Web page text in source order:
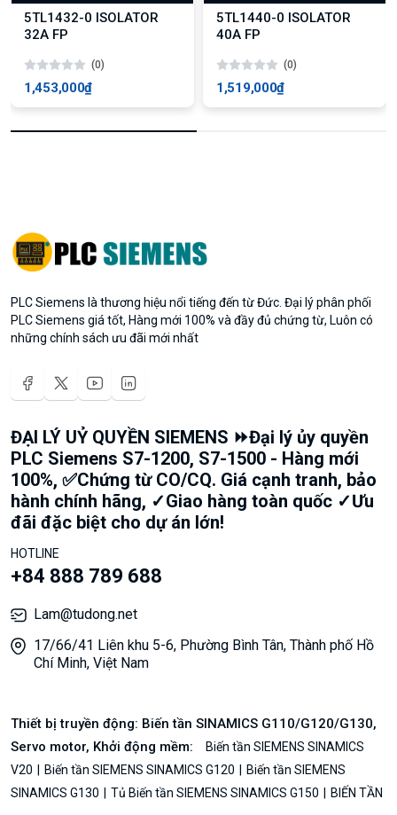
5TL1432-0 ISOLATOR
32A FP
(0)
1,453,000₫
5TL1440-0 ISOLATOR
40A FP
(0)
1,519,000₫
PLC Siemens là thương hiệu nổi tiếng đến từ Đức. Đại lý phân phối
PLC Siemens giá tốt, Hàng mới 100% và đầy đủ chứng từ, Luôn có
những chính sách ưu đãi mới nhất
ĐẠI LÝ UỶ QUYỀN SIEMENS ⏩Đại lý ủy quyền
PLC Siemens S7-1200, S7-1500 - Hàng mới
100%, ✅Chứng từ CO/CQ. Giá cạnh tranh, bảo
hành chính hãng, ✓Giao hàng toàn quốc ✓Ưu
đãi đặc biệt cho dự án lớn!
HOTLINE
+84 888 789 688
Lam@tudong.net
17/66/41 Liên khu 5-6, Phường Bình Tân, Thành phố Hồ
Chí Minh, Việt Nam
Thiết bị truyền động: Biến tần SINAMICS G110/G120/G130,
Servo motor, Khởi động mềm:
Biến tần SIEMENS SINAMICS
V20
Biến tần SIEMENS SINAMICS G120
Biến tần SIEMENS
SINAMICS G130
Tủ Biến tần SIEMENS SINAMICS G150 BIẾN TẦN